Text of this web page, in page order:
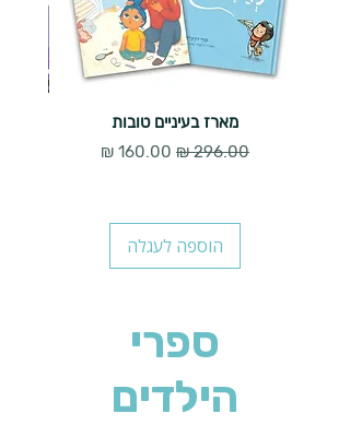
מארז בעיניים טובות
מחיר רגיל
מחיר מבצע
הוספה לעגלה
ספרי
הילדים